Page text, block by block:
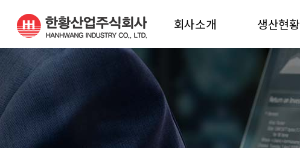
회사소개
진해공장 조직도
밀양공장 조직도
생산현황
생산능력
생산재질